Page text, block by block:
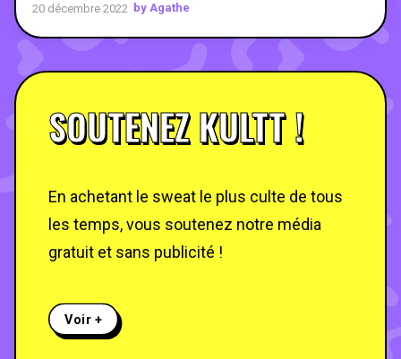
20 décembre 2022 by Agathe
SOUTENEZ KULTT !
En achetant le sweat le plus culte de tous
les temps, vous soutenez notre média
gratuit et sans publicité !
Voir +